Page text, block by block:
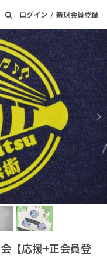
ログイン / 新規会員登録
【応援+正会員登